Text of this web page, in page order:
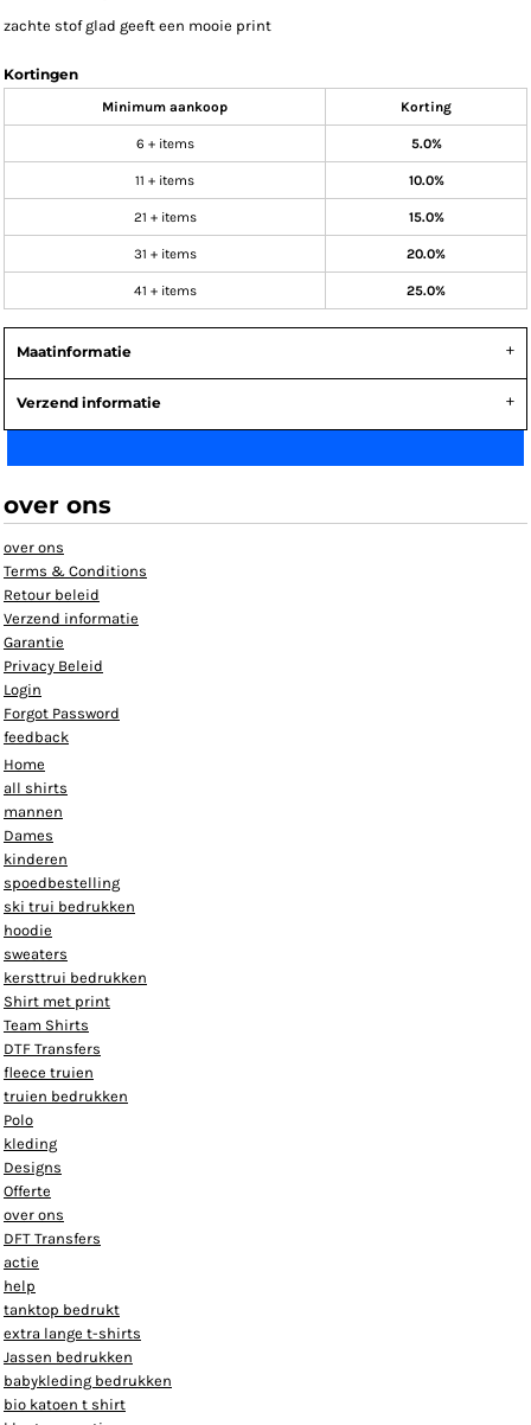
zachte stof glad geeft een mooie print
Kortingen
Minimum aankoop Korting
6 + items 5.0%
11 + items 10.0%
21 + items 15.0%
31 + items 20.0%
41 + items 25.0%
Maatinformatie
Verzend informatie
over ons
over ons
Terms & Conditions
Retour beleid
Verzend informatie
Garantie
Privacy Beleid
Login
Forgot Password
feedback
Home
all shirts
mannen
Dames
kinderen
spoedbestelling
ski trui bedrukken
hoodie
sweaters
kersttrui bedrukken
Shirt met print
Team Shirts
DTF Transfers
fleece truien
truien bedrukken
Polo
kleding
Designs
Offerte
over ons
DFT Transfers
actie
help
tanktop bedrukt
extra lange t-shirts
Jassen bedrukken
babykleding bedrukken
bio katoen t shirt